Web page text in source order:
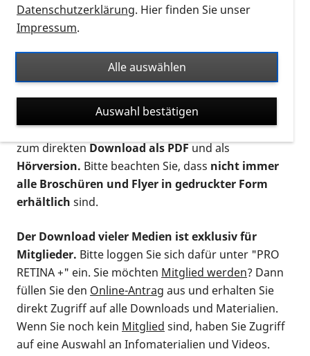
Auf dieser Seite finden Sie sämtliches Infomaterial
Ort. Nutzen Sie den Formatfilter, um ausschließlich
nach Flyern und Broschüren, Audios oder Videos zu
suchen. Die meisten Flyer und Broschüren werden in
verschiedenen Formaten angeboten: zur
postalischen Bestellung als gedruckte Variante
zum direktenDownload als PDFund als
Hörversion. Bitte beachten Sie, dass nicht immer
alle Broschüren und Flyer in gedruckter Form
erhältlich sind.
Der Download vieler Medien ist exklusiv für
Mitglieder. Bitte loggen Sie sich dafür unter "PRO
RETINA +" ein. Sie möchten Mitglied werden? Dann
füllen Sie den Online-Antrag aus und erhalten Sie
direkt Zugriff auf alle Downloads und Materialien.
Wenn Sie noch kein Mitglied sind, haben Sie Zugriff
auf eine Auswahl an Infomaterialien und Videos.
Datenschutzerklärung. Hier finden Sie unser
Impressum.
Alle auswählen
Auswahl bestätigen